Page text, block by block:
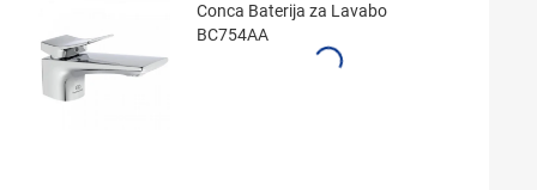
Conca Baterija za Lavabo
BC754AA